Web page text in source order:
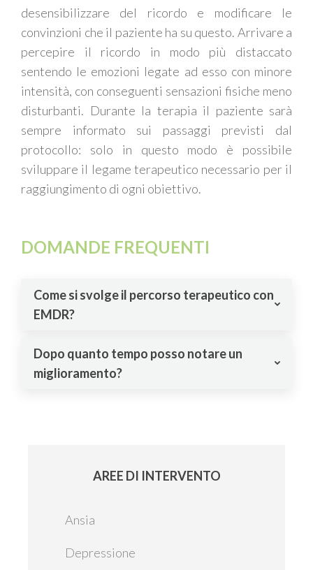
desensibilizzare del ricordo e modificare le
convinzioni che il paziente ha su questo. Arrivare a
percepire il ricordo in modo più distaccato
sentendo le emozioni legate ad esso con minore
intensità, con conseguenti sensazioni fisiche meno
disturbanti. Durante la terapia il paziente sarà
sempre informato sui passaggi previsti dal
protocollo: solo in questo modo è possibile
sviluppare il legame terapeutico necessario per il
raggiungimento di ogni obiettivo.
DOMANDE FREQUENTI
Come si svolge il percorso terapeutico con
EMDR?
Dopo quanto tempo posso notare un
miglioramento?
AREE DI INTERVENTO
Ansia
Depressione